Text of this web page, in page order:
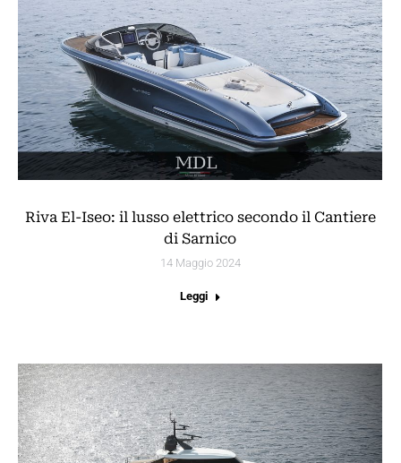
Riva El-Iseo: il lusso elettrico secondo il Cantiere
di Sarnico
14 Maggio 2024
Leggi